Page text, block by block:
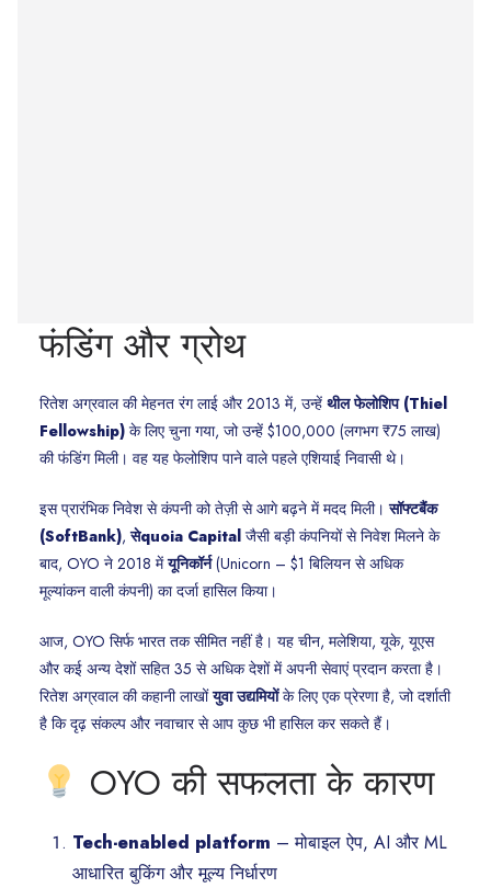
फंडिंग और ग्रोथ
रितेश अग्रवाल की मेहनत रंग लाई और 2013 में, उन्हें थील फेलोशिप (Thiel
Fellowship) के लिए चुना गया, जो उन्हें $100,000 (लगभग ₹75 लाख)
की फंडिंग मिली। वह यह फेलोशिप पाने वाले पहले एशियाई निवासी थे।
इस प्रारंभिक निवेश से कंपनी को तेज़ी से आगे बढ़ने में मदद मिली।सॉफ्टबैंक
(SoftBank),सेquoia Capital जैसी बड़ी कंपनियों से निवेश मिलने के
बाद, OYO ने 2018 मेंयूनिकॉर्न(Unicorn – $1 बिलियन से अधिक
मूल्यांकन वाली कंपनी) का दर्जा हासिल किया।
आज, OYO सिर्फ भारत तक सीमित नहीं है। यह चीन, मलेशिया, यूके, यूएस
और कई अन्य देशों सहित 35 से अधिक देशों में अपनी सेवाएं प्रदान करता है।
रितेश अग्रवाल की कहानी लाखोंयुवा उद्यमियोंके लिए एक प्रेरणा है, जो दर्शाती
है कि दृढ़ संकल्प और नवाचार से आप कुछ भी हासिल कर सकते हैं।
OYO की सफलता के कारण
Tech-enabled platform – मोबाइल ऐप, AI और ML
आधारित बुकिंग और मूल्य निर्धारण